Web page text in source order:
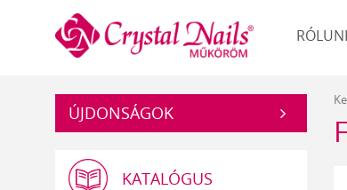
Műköröm
ÚJDONSÁGOK
KATALÓGUS